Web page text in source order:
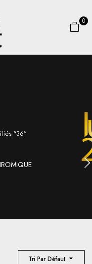
0
“36”
Tri Par Défaut